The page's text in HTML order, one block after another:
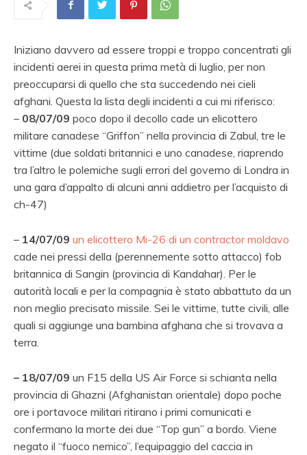
Iniziano davvero ad essere troppi e troppo concentrati gli
incidenti aerei in questa prima metà di luglio, per non
preoccuparsi di quello che sta succedendo nei cieli
afghani. Questa la lista degli incidenti a cui mi riferisco:
– 08/07/09 poco dopo il decollo cade un elicottero
militare canadese “Griffon” nella provincia di Zabul, tre le
vittime (due soldati britannici e uno canadese, riaprendo
tra l’altro le polemiche sugli errori del governo di Londra in
una gara d’appalto di alcuni anni addietro per l’acquisto di
ch-47)
– 14/07/09 un elicottero Mi-26 di un contractor moldavo
cade nei pressi della (perennemente sotto attacco) fob
britannica di Sangin (provincia di Kandahar). Per le
autorità locali e per la compagnia è stato abbattuto da un
non meglio precisato missile. Sei le vittime, tutte civili, alle
quali si aggiunge una bambina afghana che si trovava a
terra.
– 18/07/09 un F15 della US Air Force si schianta nella
provincia di Ghazni (Afghanistan orientale) dopo poche
ore i portavoce militari ritirano i primi comunicati e
confermano la morte dei due “Top gun” a bordo. Viene
negato il “fuoco nemico”, l’equipaggio del caccia in